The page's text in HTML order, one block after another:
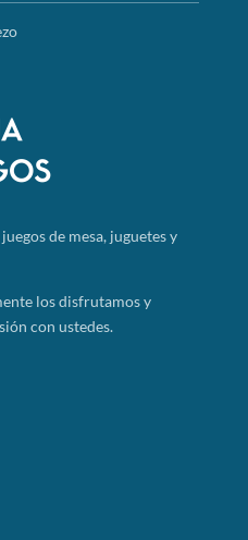
de mesa, juguetes y
los disfrutamos y
con ustedes.